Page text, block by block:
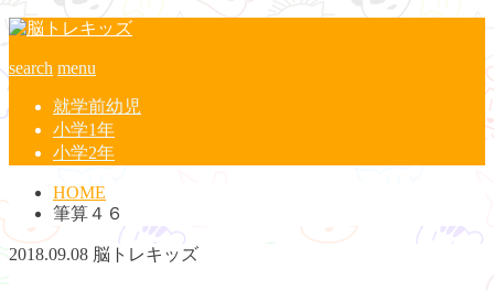
search menu
就学前幼児
小学1年
小学2年
HOME
筆算４６
2018.09.08 脳トレキッズ